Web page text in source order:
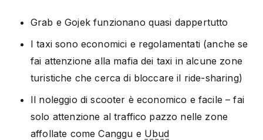
Grab e Gojek funzionano quasi dappertutto
I taxi sono economici e regolamentati (anche se
fai attenzione alla mafia dei taxi in alcune zone
turistiche che cerca di bloccare il ride-sharing)
Il noleggio di scooter è economico e facile – fai
solo attenzione al traffico pazzo nelle zone
affollate come Canggu e Ubud